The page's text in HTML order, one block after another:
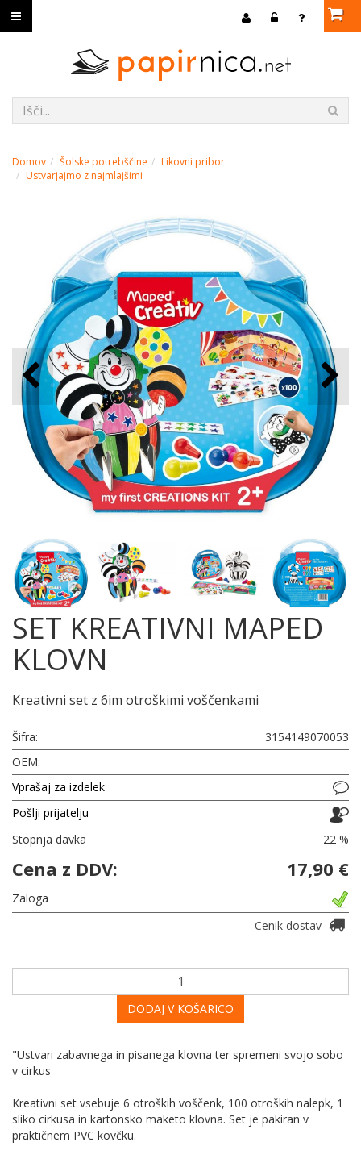
Domov Šolske potrebščine
Likovni pribor
Ustvarjajmo z najmlajšimi
SET KREATIVNI MAPED
KLOVN
Kreativni set z 6im otroškimi voščenkami
Šifra:
3154149070053
OEM:
Vprašaj za izdelek
Pošlji prijatelju
Stopnja davka
22 %
Cena z DDV: 17,90 €
Zaloga
Cenik dostav
DODAJ V KOŠARICO
"Ustvari zabavnega in pisanega klovna ter spremeni svojo sobo
v cirkus
Kreativni set vsebuje 6 otroških voščenk, 100 otroških nalepk, 1
sliko cirkusa in kartonsko maketo klovna. Set je pakiran v
praktičnem PVC kovčku.